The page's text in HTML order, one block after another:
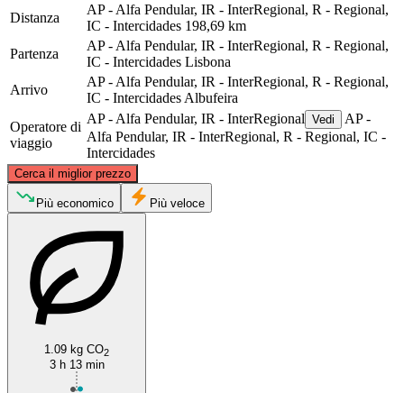
Distanza
AP - Alfa Pendular, IR - InterRegional, R - Regional,
IC - Intercidades 198,69 km
Partenza
AP - Alfa Pendular, IR - InterRegional, R - Regional,
IC - Intercidades Lisbona
Arrivo
AP - Alfa Pendular, IR - InterRegional, R - Regional,
IC - Intercidades Albufeira
Operatore di
viaggio
AP - Alfa Pendular, IR - InterRegional Vedi
AP -
Alfa Pendular, IR - InterRegional, R - Regional, IC -
Intercidades
Cerca il miglior prezzo
Lisbon
Più economico Più veloce
1.09 kg CO2
3 h 13 min